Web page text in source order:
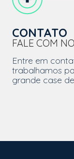
CONTATO
FALE COM
Entre em
trabalhamos
grande case